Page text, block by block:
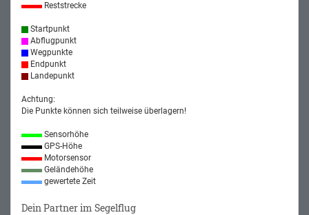
Reststrecke
Startpunkt
Abflugpunkt
Wegpunkte
Endpunkt
Landepunkt
Achtung:
Die Punkte können sich teilweise überlagern!
Sensorhöhe
GPS-Höhe
Motorsensor
Geländehöhe
gewertete Zeit
Dein Partner im Segelflug